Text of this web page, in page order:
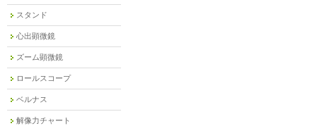
スタンド
心出顕微鏡
ズーム顕微鏡
ロールスコープ
ベルナス
解像力チャート